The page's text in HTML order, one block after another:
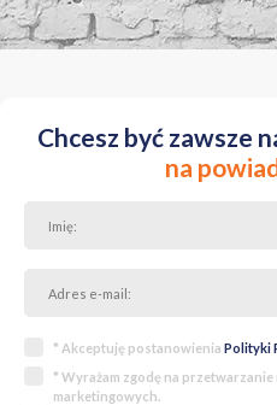
Chcesz być zawsze
na
* Akceptuję postanowienia Polityki
* Wyrażam zgodę na
marketingowych.